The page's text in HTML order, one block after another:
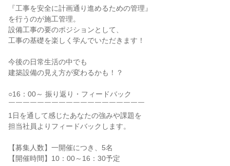
『工事を安全に計画通り進めるための管理』
を行うのが施工管理。
設備工事の要のポジションとして、
工事の基礎を楽しく学んでいただきます！
今後の日常生活の中でも
建築設備の見え方が変わるかも！？
○16：00～ 振り返り・フィードバック
￣￣￣￣￣￣￣￣￣￣￣￣￣￣￣￣￣￣￣
1日を通して感じたあなたの強みや課題を
担当社員よりフィードバックします。
【募集人数】一開催につき、5名
【開催時間】10：00～16：30予定